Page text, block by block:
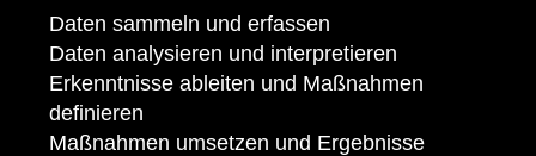
Daten sammeln und erfassen
Daten analysieren und interpretieren
Erkenntnisse ableiten und Maßnahmen
definieren
Maßnahmen umsetzen und Ergebnisse